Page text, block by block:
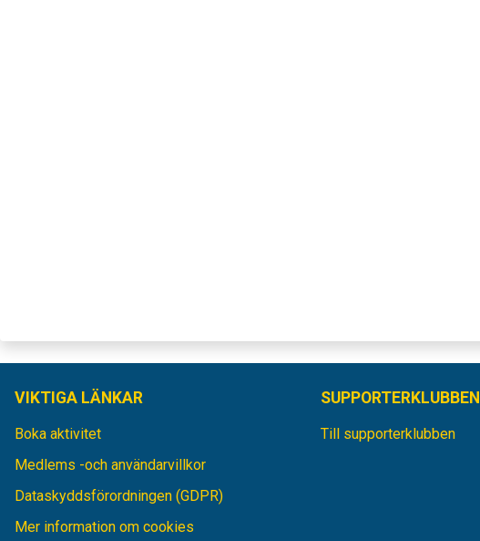
VIKTIGA LÄNKAR
Boka aktivitet
Medlems -och användarvillkor
Dataskyddsförordningen (GDPR)
Mer information om cookies
SUPPORTERKLUBBEN
Till supporterklubben